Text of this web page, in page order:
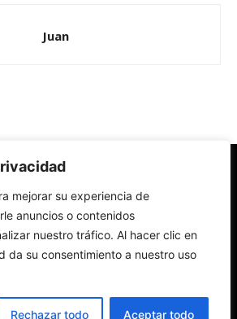
mejorar su experiencia de
anuncios o contenidos
nuestro tráfico. Al hacer clic en
da su consentimiento a nuestro uso
Rechazar todo Aceptar todo
Juan
la Iglesia católica y la sociedad